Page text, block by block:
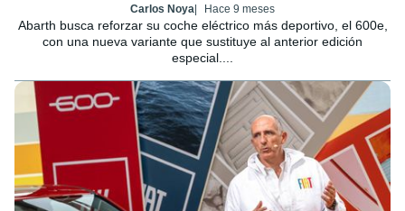
Carlos Noya Hace 9 meses
Abarth busca reforzar su coche eléctrico más deportivo, el 600e,
con una nueva variante que sustituye al anterior edición
especial....